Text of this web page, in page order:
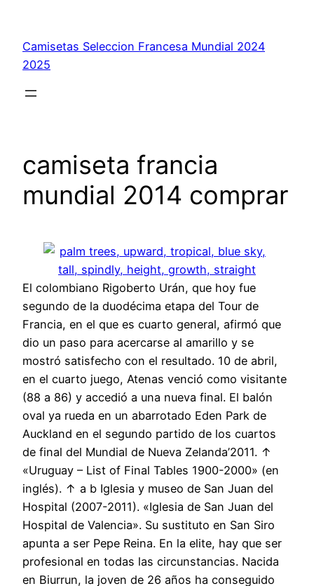
contenido
Camisetas Seleccion Francesa Mundial 2024
2025
camiseta francia
mundial 2014 comprar
El colombiano Rigoberto Urán, que hoy fue
segundo de la duodécima etapa del Tour de
Francia, en el que es cuarto general, afirmó que
dio un paso para acercarse al amarillo y se
mostró satisfecho con el resultado. 10 de abril,
en el cuarto juego, Atenas venció como visitante
(88 a 86) y accedió a una nueva final. El balón
oval ya rueda en un abarrotado Eden Park de
Auckland en el segundo partido de los cuartos
de final del Mundial de Nueva Zelanda’2011. ↑
«Uruguay – List of Final Tables 1900-2000» (en
inglés). ↑ a b Iglesia y museo de San Juan del
Hospital (2007-2011). «Iglesia de San Juan del
Hospital de Valencia». Su sustituto en San Siro
apunta a ser Pepe Reina. En la elite, hay que ser
profesional en todas las circunstancias. Nacida
en Biurrun, la joven de 26 años ha conseguido